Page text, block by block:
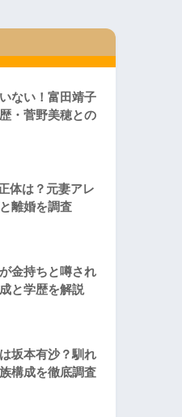
ない！富田靖子
・菅野美穂との
体は？元妻アレ
離婚を調査
金持ちと噂され
と学歴を解説
坂本有沙？馴れ
構成を徹底調査